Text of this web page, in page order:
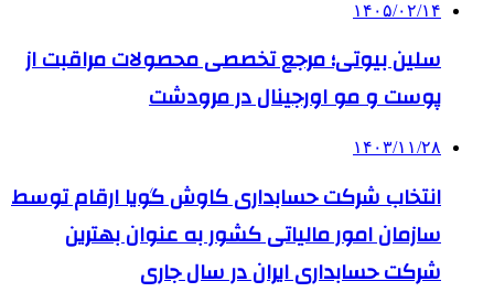
۱۴۰۵/۰۲/۱۴
سلین بیوتی؛ مرجع تخصصی محصولات مراقبت از
پوست و مو اورجینال در مرودشت
۱۴۰۳/۱۱/۲۸
انتخاب شرکت حسابداری کاوش گویا ارقام توسط
سازمان امور مالیاتی کشور به عنوان بهترین
شرکت حسابداری ایران در سال جاری